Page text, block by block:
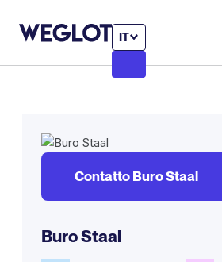
IT
Contatto Buro Staal
Buro Staal